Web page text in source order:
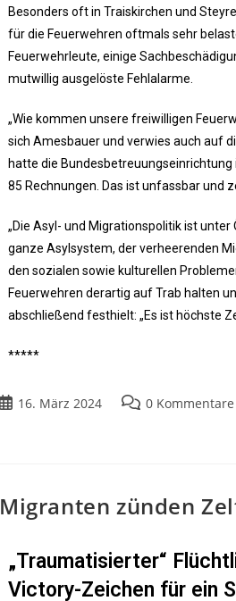
Besonders oft in Traiskirchen und
für die Feuerwehren oftmals sehr
Feuerwehrleute, einige
mutwillig ausgelöste Fehlalarme.
„Wie kommen unsere freiwilligen
sich Amesbauer und verwies auch auf
hatte die Bundesbetreuungseinrichtung
85 Rechnungen. Das ist unfassbar und
„Die Asyl- und Migrationspolitik ist
ganze Asylsystem, der verheerenden
den sozialen sowie kulturellen
Feuerwehren derartig auf Trab halten
abschließend festhielt: „Es ist höchste
*****
16. März 2024 0 Kommentare
Migranten zünden
„Traumatisierter“
Victory-Zeichen für ein